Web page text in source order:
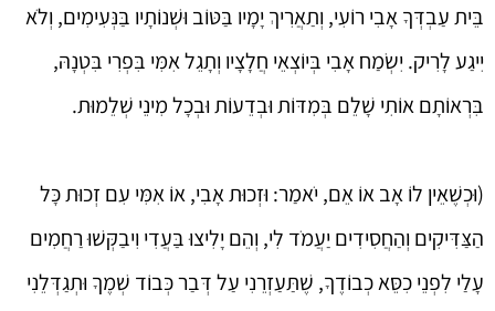
בֵּית עַבְדְּךָ אָבִי רוֹעִי, וְתַאֲרִיךְ יָמָיו בַּטּוֹב וּשְׁנוֹתָיו בַּנְּעִימִים, וְלֹא
יִיגַע לָרִיק. יִשְׂמַח אָבִי בְּיוֹצְאֵי חֲלָצָיו וְתָגֵל אִמִּי בִּפְרִי בִּטְנָהּ,
בִּרְאוֹתָם אוֹתִי שָׁלֵם בְּמִדּוֹת וּבְדֵעוֹת וּבְכָל מִינֵי שְׁלֵמוּת.
(וּכְשֶׁאֵין לוֹ אָב אוֹ אֵם, יֹאמַר: וּזְכוּת אָבִי, אוֹ אִמִּי עִם זְכוּת כָּל
הַצַּדִּיקִים וְהַחֲסִידִים יַעֲמֹד לִי, וְהֵם יָלִיצוּ בַּעֲדִי וִיבַקְּשׁוּ רַחֲמִים
עָלַי לִפְנֵי כִסֵּא כְבוֹדֶךָ, שֶׁתַּעַזְרֵנִי עַל דְּבַר כְּבוֹד שְׁמֶךָ וּתְגַדְּלֵנִי